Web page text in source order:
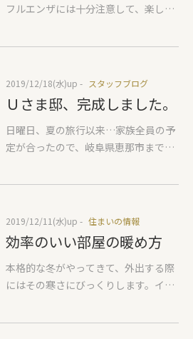
だきました。お父さまの素晴らしい笑
張ります。これからよろしくお願いし
フルエンザには十分注意して、楽しい
う！！ 建築準備中のYさま邸。元々地
が、地盤調査をしてみてその理由がわ
かりました。以前の持ち主が建築をす
る際に１．５m程度、土をもって建築
したようです。幸いその下は固い岩盤
になっているので深くはないのですが
で、現場にある土とセメントを混ぜな
がら硬い岩盤までの柱を計３７本。土
の持つ水分で徐々に硬化していき、建
物を支える指示基礎となります。これ
で安心して基礎工事に進めます。基礎
Ｕさま邸、完成しました。
2019/12/18(水)up - スタッフブログ
日曜日、夏の旅行以来…家族全員の予
定が合ったので、岐阜県恵那市まで行
屋のモンブラン。他にもパフェも頼ん
しました！おやつのあとは、遊覧船に
乗り、恵那峡の赤い橋を見に行き、自
宅から２時間ほどのドライブの旅、の
んびりできて楽しい１日が過ごせまし
た。 少し前になりますが、ビルドイン
効率のいい部屋の暖め方
2019/12/11(水)up - 住まいの情報
本格的な冬がやってきて、外出する際
にはその寒さにびっくりします。イン
で、年末の大事な時期、みなさん身体